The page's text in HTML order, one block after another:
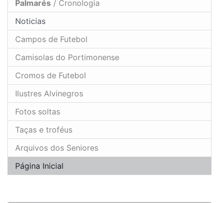
Palmarés / Cronologia
Noticias
Campos de Futebol
Camisolas do Portimonense
Cromos de Futebol
Ilustres Alvinegros
Fotos soltas
Taças e troféus
Arquivos dos Seniores
Página Inicial